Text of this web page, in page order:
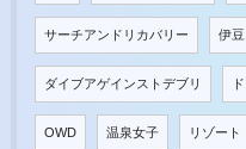
サーチアンドリカバリー 伊
ダイブアゲインストデブリ
OWD 温泉女子 リゾート